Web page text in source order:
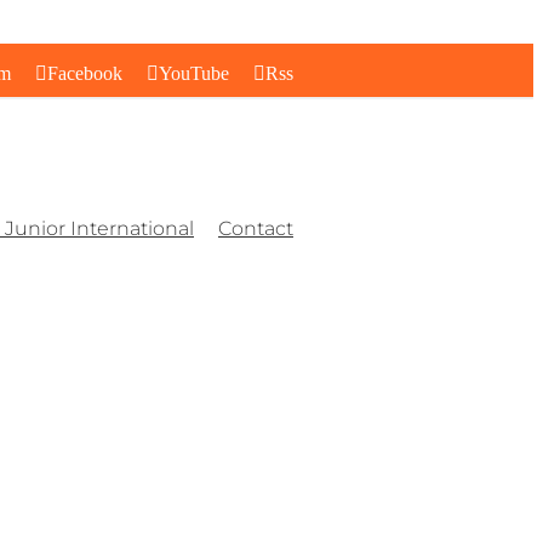
Facebook YouTube Rss
Junior International Contact